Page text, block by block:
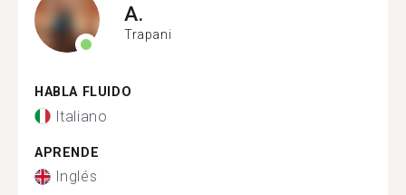
A.
Trapani
HABLA FLUIDO
Italiano
APRENDE
Inglés